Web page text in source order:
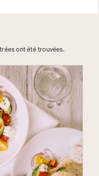
ont été trouvées.